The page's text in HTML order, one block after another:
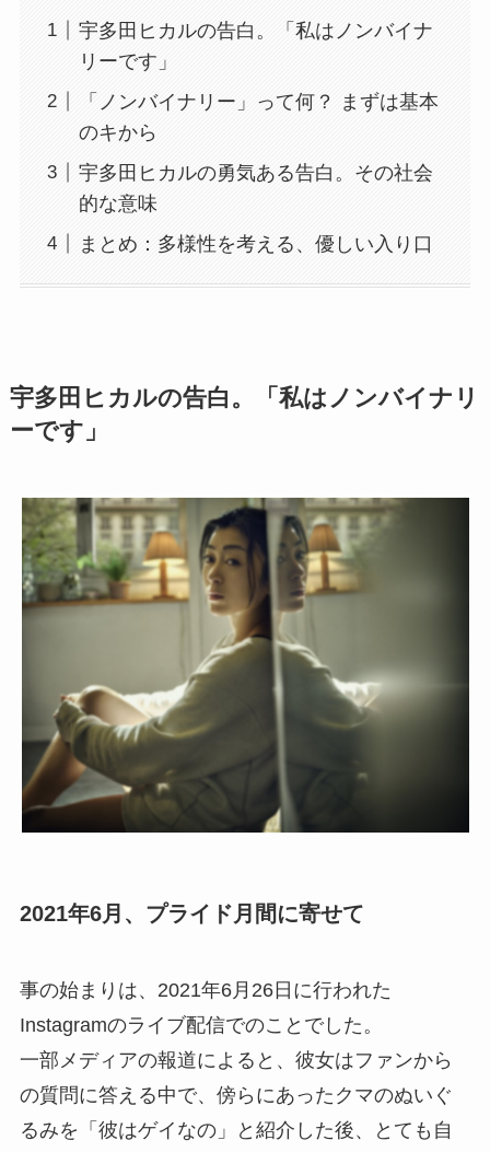
宇多田ヒカルの告白。「私はノンバイナ
リーです」
「ノンバイナリー」って何？ まずは基本
のキから
宇多田ヒカルの勇気ある告白。その社会
的な意味
まとめ：多様性を考える、優しい入り口
宇多田ヒカルの告白。「私はノンバイナリ
ーです」
2021年6月、プライド月間に寄せて
事の始まりは、2021年6月26日に行われた
Instagramのライブ配信でのことでした。
一部メディアの報道によると、彼女はファンから
の質問に答える中で、傍らにあったクマのぬいぐ
るみを「彼はゲイなの」と紹介した後、とても自